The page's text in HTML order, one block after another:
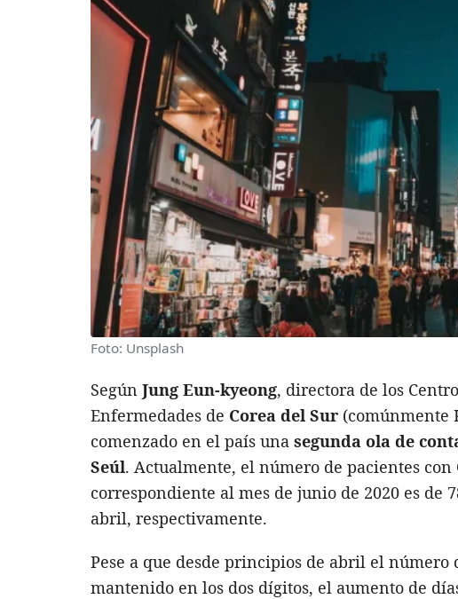
Foto: Unsplash
Según Jung Eun-kyeong, directora de los
Enfermedades de Corea del Sur (comúnmente
comenzado en el país una segunda ola de
Seúl. Actualmente, el número de pacientes con
correspondiente al mes de junio de 2020 es de
abril, respectivamente.
Pese a que desde principios de abril el número
mantenido en los dos dígitos, el aumento de